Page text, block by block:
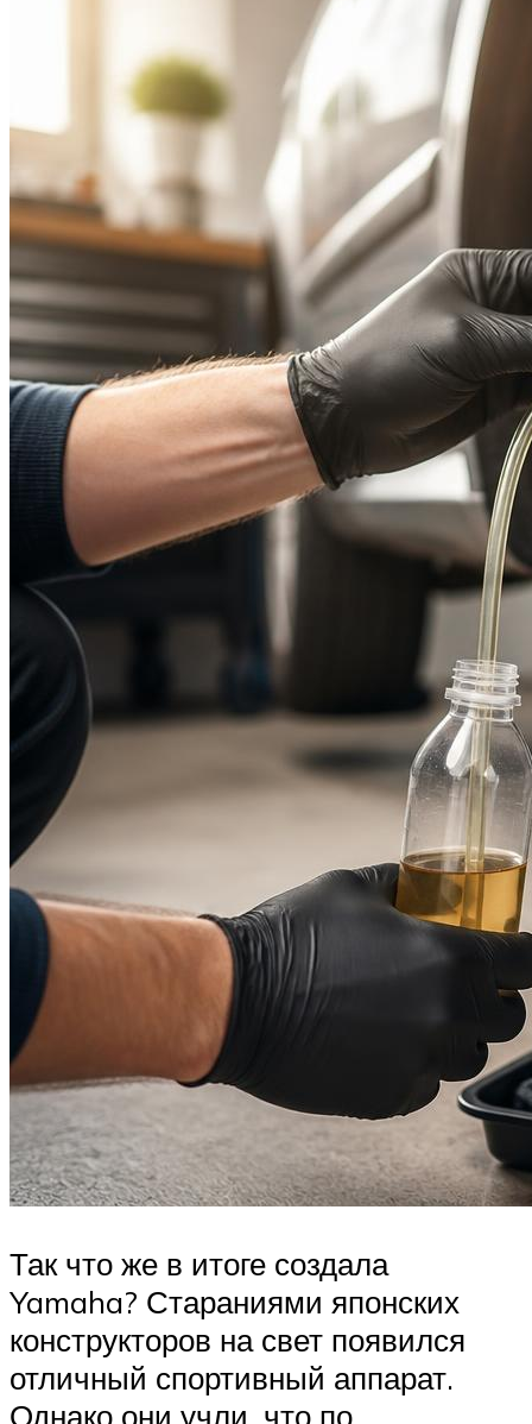
Так что же в итоге создала
Yamaha? Стараниями японских
конструкторов на свет появился
отличный спортивный аппарат.
Однако они учли, что по